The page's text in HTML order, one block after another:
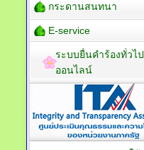
กระดานสนทนา
E-service
ระบบยื่นคำร้องทั่วไป
ออนไลน์